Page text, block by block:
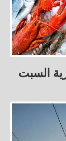
السبت